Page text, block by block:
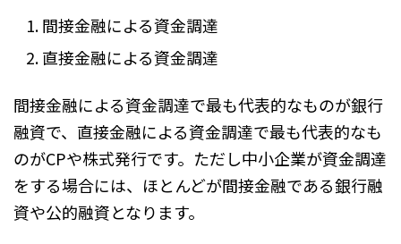
間接金融による資金調達
直接金融による資金調達
間接金融による資金調達で最も代表的なものが銀行
融資で、直接金融による資金調達で最も代表的なも
のがCPや株式発行です。ただし中小企業が資金調達
をする場合には、ほとんどが間接金融である銀行融
資や公的融資となります。